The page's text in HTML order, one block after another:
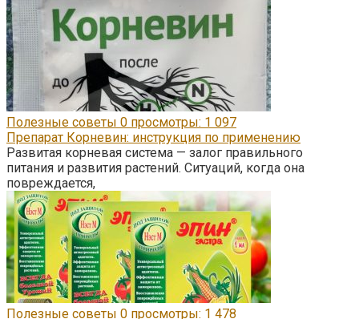
Полезные советы 0 просмотры: 1 097
Препарат Корневин: инструкция по применению
Развитая корневая система — залог правильного
питания и развития растений. Ситуаций, когда она
повреждается,
Полезные советы 0 просмотры: 1 478